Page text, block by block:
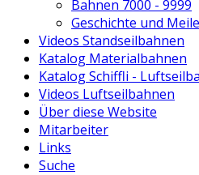
Bahnen 7000 - 9999
Geschichte und
Videos Standseilbahnen
Katalog Materialbahnen
Katalog Schiffli -
Videos Luftseilbahnen
Über diese Website
Mitarbeiter
Links
Suche